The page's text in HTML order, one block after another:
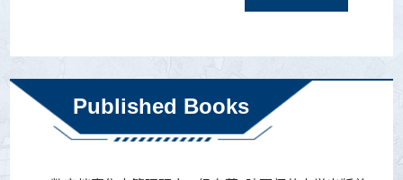
员、陕西省社会科学信息学会学术委员和智库服
务部副主任，盘古智库...
Published Books